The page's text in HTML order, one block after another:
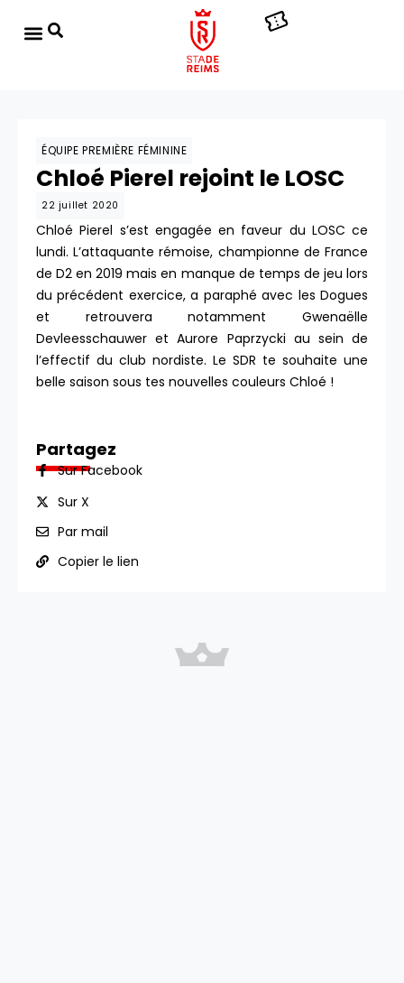
ÉQUIPE PREMIÈRE FÉMININE
Chloé Pierel rejoint le LOSC
22 juillet 2020
Chloé Pierel s’est engagée en faveur du LOSC ce
lundi. L’attaquante rémoise, championne de France
de D2 en 2019 mais en manque de temps de jeu lors
du précédent exercice, a paraphé avec les Dogues
et retrouvera notamment Gwenaëlle
Devleesschauwer et Aurore Paprzycki au sein de
l’effectif du club nordiste. Le SDR te souhaite une
belle saison sous tes nouvelles couleurs Chloé !
Partagez
Sur Facebook
Sur X
Par mail
Copier le lien